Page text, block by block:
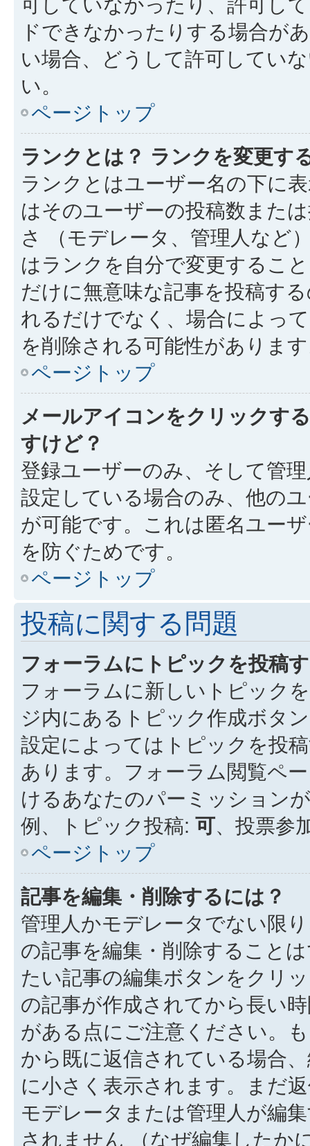
ドできなかったりする場合が
い場合、どうして許可してい
い。
ページトップ
ランクとは？ ランクを変更す
ランクとはユーザー名の下に
はそのユーザーの投稿数また
さ （モデレータ、管理人など
はランクを自分で変更するこ
だけに無意味な記事を投稿す
れるだけでなく、場合によっ
を削除される可能性がありま
ページトップ
メールアイコンをクリックす
すけど？
登録ユーザーのみ、そして管
設定している場合のみ、他の
が可能です。これは匿名ユー
を防ぐためです。
ページトップ
投稿に関する問題
フォーラムにトピックを投稿
フォーラムに新しいトピック
ジ内にあるトピック作成ボタ
設定によってはトピックを投
あります。フォーラム閲覧ペ
けるあなたのパーミッション
例、トピック投稿: 可、投票参
ページトップ
記事を編集・削除するには？
管理人かモデレータでない限
の記事を編集・削除すること
たい記事の編集ボタンをクリ
の記事が作成されてから長い
がある点にご注意ください。
から既に返信されている場合
に小さく表示されます。まだ
モデレータまたは管理人が編
されません （なぜ編集したか